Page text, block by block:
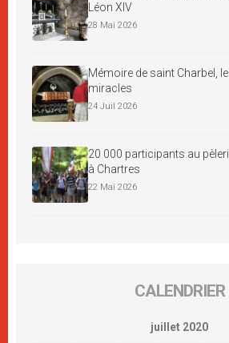
Léon XIV
28 Mai 2026
Mémoire de saint Charbel,
miracles
24 Juil 2026
20 000 participants au
à Chartres
22 Mai 2026
CALENDRIER
juillet 2020